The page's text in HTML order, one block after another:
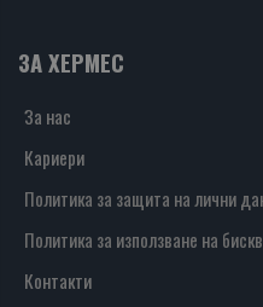
ЗА ХЕРМЕС
За нас
Кариери
Политика за защита на лични
Политика за използване на
Контакти